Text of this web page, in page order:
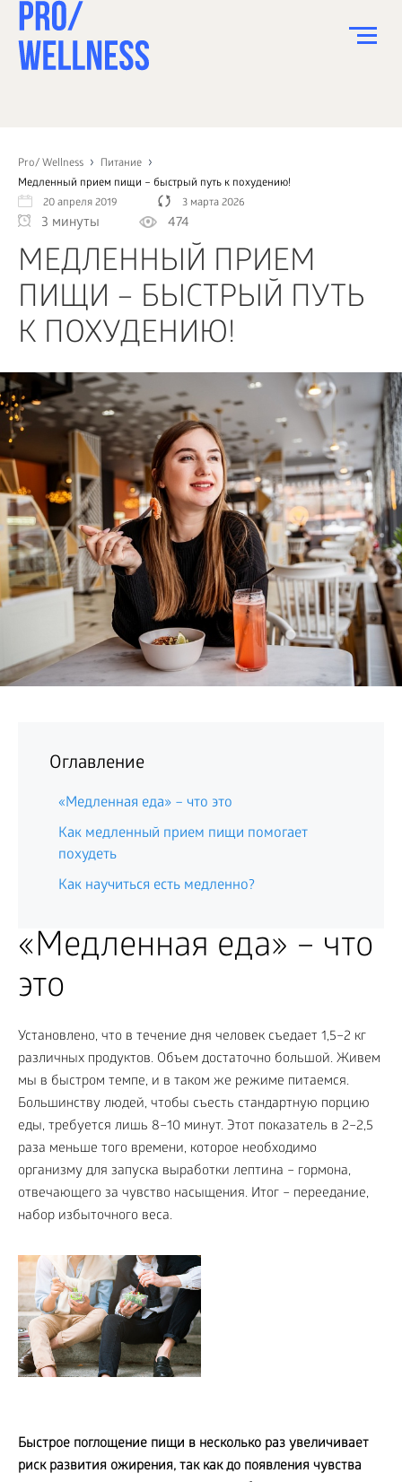
Pro/ Wellness
Питание
Медленный прием пищи – быстрый путь к похудению!
20 апреля 2019
3 марта 2026
3 минуты 474
МЕДЛЕННЫЙ ПРИЕМ
ПИЩИ – БЫСТРЫЙ ПУТЬ
К ПОХУДЕНИЮ!
Оглавление
«Медленная еда» – что это
Как медленный прием пищи помогает
похудеть
Как научиться есть медленно?
«Медленная еда» – что
это
Установлено, что в течение дня человек съедает 1,5–2 кг
различных продуктов. Объем достаточно большой. Живем
мы в быстром темпе, и в таком же режиме питаемся.
Большинству людей, чтобы съесть стандартную порцию
еды, требуется лишь 8–10 минут. Этот показатель в 2–2,5
раза меньше того времени, которое необходимо
организму для запуска выработки лептина – гормона,
отвечающего за чувство насыщения. Итог – переедание,
набор избыточного веса.
Быстрое поглощение пищи в несколько раз увеличивает
риск развития ожирения, так как до появления чувства
СПОРТ
ЗДОРОВЬЕ
КРАСОТА
ПСИХОЛОГИЯ
ДЕТИ
ДОМ
КАК?
БИЗНЕС